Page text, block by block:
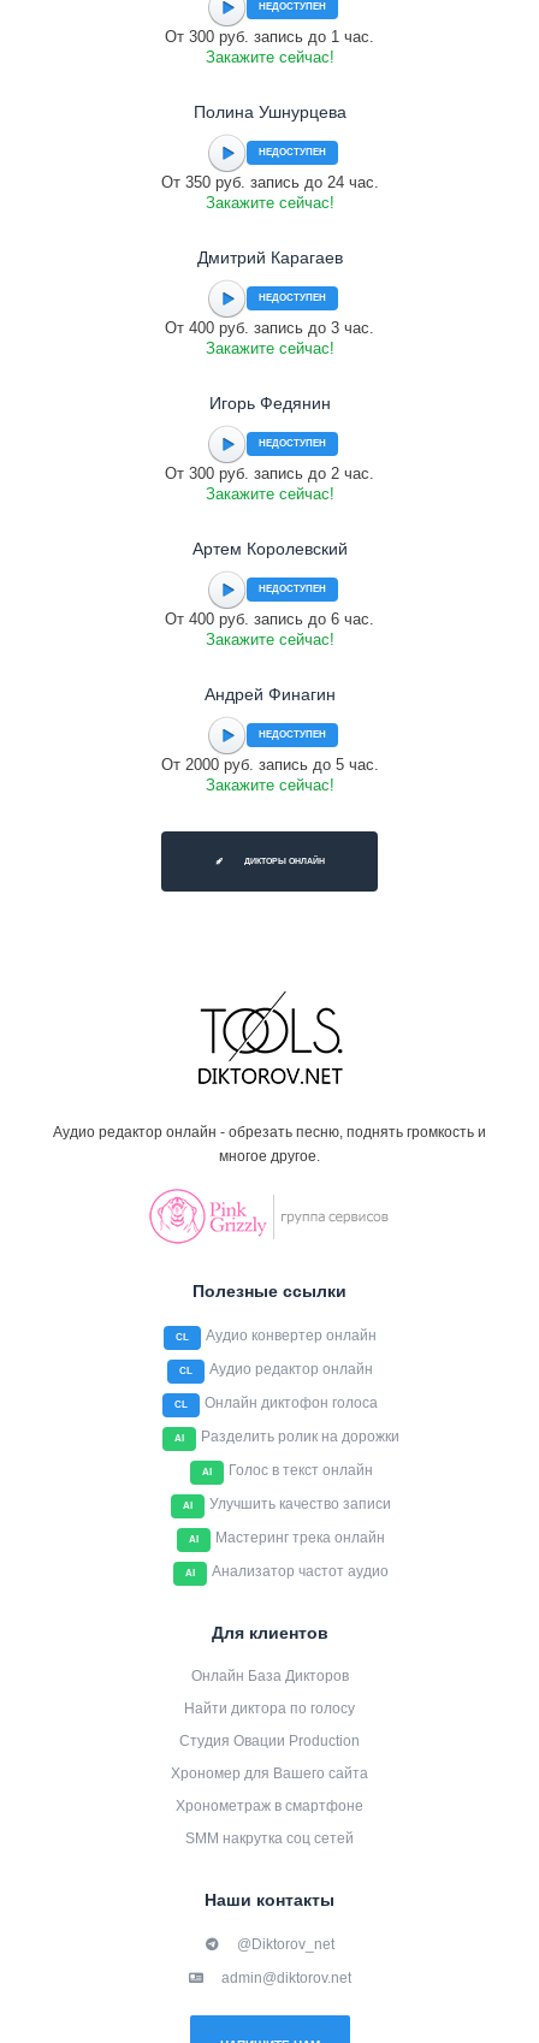
НЕДОСТУПЕН
От 300 руб. запись до 1 час.
Закажите сейчас!
Полина Ушнурцева
НЕДОСТУПЕН
От 350 руб. запись до 24 час.
Закажите сейчас!
Дмитрий Карагаев
НЕДОСТУПЕН
От 400 руб. запись до 3 час.
Закажите сейчас!
Игорь Федянин
НЕДОСТУПЕН
От 300 руб. запись до 2 час.
Закажите сейчас!
Артем Королевский
НЕДОСТУПЕН
От 400 руб. запись до 6 час.
Закажите сейчас!
Андрей Финагин
НЕДОСТУПЕН
От 2000 руб. запись до 5 час.
Закажите сейчас!
ДИКТОРЫ ОНЛАЙН
Аудио редактор онлайн - обрезать песню, поднять громкость и
многое другое.
Полезные ссылки
CL Аудио конвертер онлайн
CL Аудио редактор онлайн
CL Онлайн диктофон голоса
AI Разделить ролик на дорожки
AI Голос в текст онлайн
AI Улучшить качество записи
AI Мастеринг трека онлайн
AI Анализатор частот аудио
Для клиентов
Онлайн База Дикторов
Найти диктора по голосу
Студия Овации Production
Хрономер для Вашего сайта
Хронометраж в смартфоне
SMM накрутка соц сетей
Наши контакты
@Diktorov_net
admin@diktorov.net